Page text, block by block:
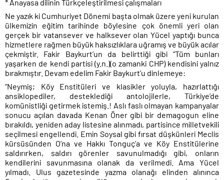
* Anayasa dilinin Türkçeleştirilmesi çalışmaları
Ne yazık ki Cumhuriyet Dönemi başta olmak üzere yeni kurulan
ülkemizin eğitim tarihinde böylesine çok önemli yeri olan
gerçek bir vatansever ve halksever olan Yücel yaptığı bunca
hizmetlere rağmen büyük haksızlıklara uğramış ve büyük acılar
çekmiştir. Fakir Baykurt’un da belirttiği gibi “Tüm bunları
yaşarken de kendi partisi (y.n.)(o zamanki CHP) kendisini yalnız
bırakmıştır. Devam edelim Fakir Baykurt’u dinlemeye:
“Neymiş; Köy Enstitüleri ve klasikler yoluyla, hazırlattığı
ansiklopediler, desteklediği antolojilerle, Türkiye’de
komünistliği getirmek istemiş.! Aslı faslı olmayan kampanyalar
sonucu açılan davada Kenan Öner gibi bir demagogun eline
bırakıldı, yeniden aday listesine alınmadı, partisince milletvekili
seçilmesi engellendi. Emin Soysal gibi fırsat düşkünleri Meclis
kürsüsünden O’na ve Hakkı Tonguç’a ve Köy Enstitülerine
saldırırken, saldırı görenler savunulmadığı gibi, onların
kendilerini savunmasına olanak da verilmedi. Ama Yücel
yılmadı. Ulus gazetesinde yazma olanağı elinden alınınca